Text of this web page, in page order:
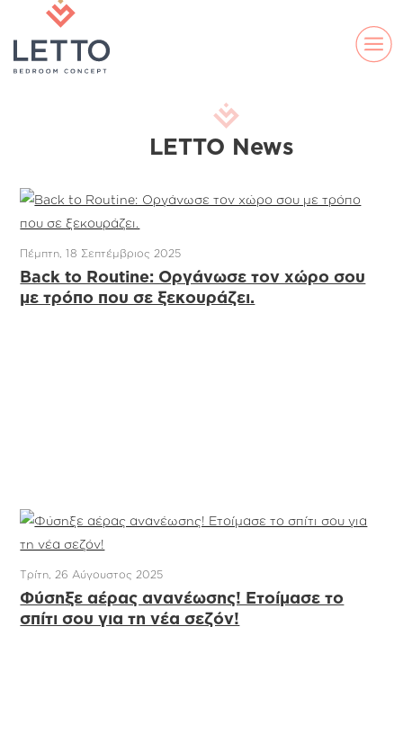
LETTO News
Πέμπτη, 18 Σεπτέμβριος 2025
Back to Routine: Οργάνωσε τον χώρο σου
με τρόπο που σε ξεκουράζει.
Τρίτη, 26 Αύγουστος 2025
Φύσηξε αέρας ανανέωσης! Ετοίμασε το
σπίτι σου για τη νέα σεζόν!